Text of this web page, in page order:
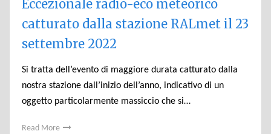
Eccezionale radio-eco meteorico
catturato dalla stazione RALmet il 23
settembre 2022
Si tratta dell’evento di maggiore durata catturato dalla
nostra stazione dall’inizio dell’anno, indicativo di un
oggetto particolarmente massiccio che si…
Read More